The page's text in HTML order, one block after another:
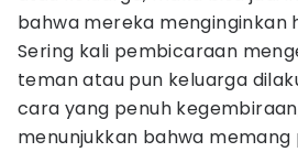
bahwa mereka menginginkan
Sering kali pembicaraan
teman atau pun keluarga
cara yang penuh
menunjukkan bahwa memang